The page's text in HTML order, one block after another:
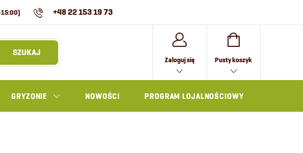
+48 22 153 19 73
SZUKAJ
Zaloguj się KOSZYK
Pusty koszyk
GRYZONIE NOWOŚCI PROGRAM LOJALNOŚCIOWY